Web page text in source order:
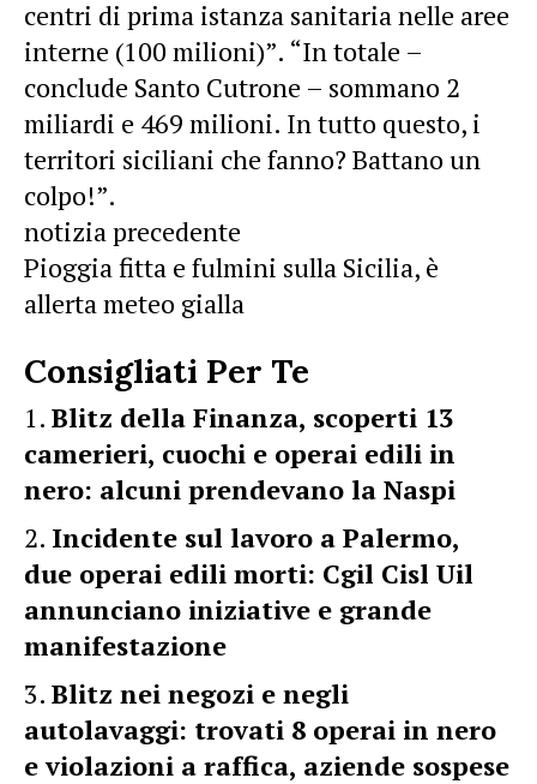
centri di prima istanza sanitaria nelle aree
interne (100 milioni)”. “In totale –
conclude Santo Cutrone – sommano 2
miliardi e 469 milioni. In tutto questo, i
territori siciliani che fanno? Battano un
colpo!”.
notizia precedente
Pioggia fitta e fulmini sulla Sicilia, è
allerta meteo gialla
Consigliati Per Te
Blitz della Finanza, scoperti 13
camerieri, cuochi e operai edili in
nero: alcuni prendevano la Naspi
Incidente sul lavoro a Palermo,
due operai edili morti: Cgil Cisl Uil
annunciano iniziative e grande
manifestazione
Blitz nei negozi e negli
autolavaggi: trovati 8 operai in nero
e violazioni a raffica, aziende sospese